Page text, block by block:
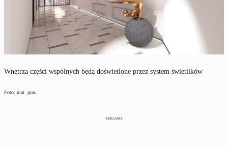
Wnętrza części wspólnych będą doświetlone przez system świetlików
Foto: mat. pras.
REKLAMA